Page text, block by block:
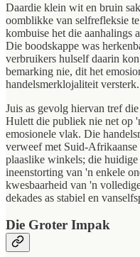
Daardie klein wit en bruin
oomblikke van selfrefleksie
kombuise het die aanhalings
Die boodskappe was
verbruikers hulself daarin
bemarking nie, dit het
handelsmerklojaliteit versterk.
Juis as gevolg hiervan tref
Hulett die publiek nie net op
emosionele vlak. Die
verweef met Suid-
plaaslike winkels; die
ineenstorting van 'n enkele
kwesbaarheid van 'n
dekades as stabiel en
Die Groter Impak